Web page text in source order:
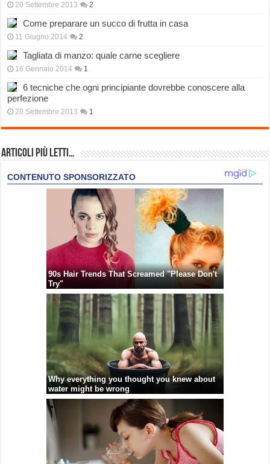
20 Settembre 2013 2
Come preparare un succo di frutta in casa
11 Giugno 2014 2
Tagliata di manzo: quale carne scegliere
16 Gennaio 2014 1
6 tecniche che ogni principiante dovrebbe conoscere alla
perfezione
20 Settembre 2013 1
Articoli più Letti…